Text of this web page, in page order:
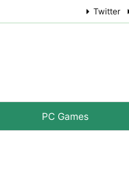
PC Games
Twitter